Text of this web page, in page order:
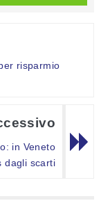
risparmio
in Veneto
dagli scarti